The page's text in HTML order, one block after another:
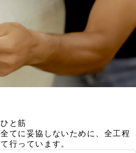
と筋
てに妥協しないために、 全工程
行っています。